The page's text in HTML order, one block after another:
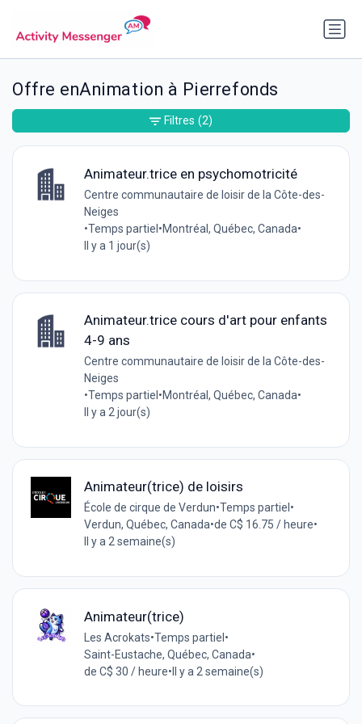
Offre enAnimation à Pierrefonds
Animateur.trice en psychomotricité
Centre communautaire de loisir de la Côte-des-
Neiges
•Temps partiel •Montréal, Québec, Canada•
Il y a 1 jour(s)
Animateur.trice cours d'art pour enfants
4-9 ans
Centre communautaire de loisir de la Côte-des-
Neiges
•Temps partiel •Montréal, Québec, Canada•
Il y a 2 jour(s)
Animateur(trice) de loisirs
École de cirque de Verdun•Temps partiel •
Verdun, Québec, Canada•de C$ 16.75 / heure•
Il y a 2 semaine(s)
Animateur(trice)
Les Acrokats•Temps partiel•
Saint-Eustache, Québec, Canada•
de C$ 30 / heure•Il y a 2 semaine(s)
Filtres (2)